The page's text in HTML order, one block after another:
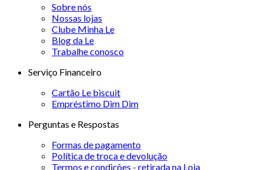
Sobre nós
Nossas lojas
Clube Minha Le
Blog da Le
Trabalhe conosco
Serviço Financeiro
Cartão Le biscuit
Empréstimo Dim Dim
Perguntas e Respostas
Formas de pagamento
Política de troca e devolução
Termos e condições - retirada na Loja